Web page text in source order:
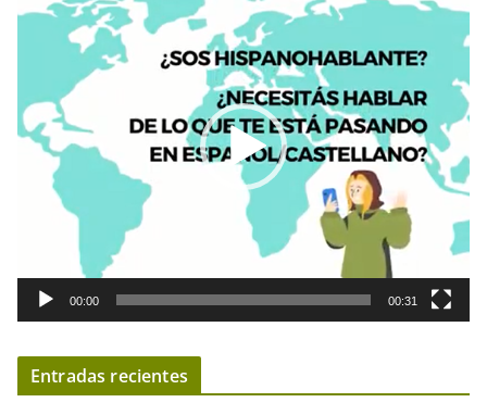
e
d
d
í
d
00:00 00:31
Entradas recientes